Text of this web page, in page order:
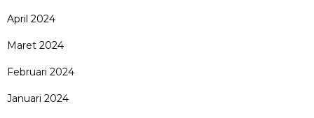
April 2024
Maret 2024
Februari 2024
Januari 2024